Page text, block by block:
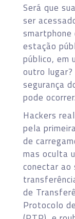
Será que
ser
smartphone
estação
público, em
outro
segurança
pode ocorrer.
Hackers
pela
de
mas oculta
conectar ao
de
Protocolo